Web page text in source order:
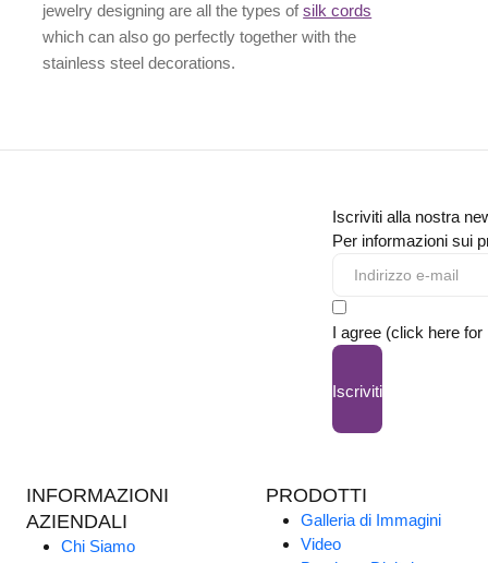
jewelry designing are all the types ofsilk cords
which can also go perfectly together with the
stainless steel decorations.
Iscriviti alla nostra
Per informazioni sui
I agree (click here for
Iscriviti
INFORMAZIONI
AZIENDALI
Chi Siamo
PRODOTTI
Galleria di Immagini
Video